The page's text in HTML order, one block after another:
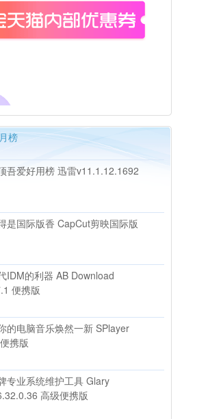
榜
吾爱好用榜 迅雷v11.1.12.1692
是国际版香 CapCut剪映国际版
IDM的利器 AB Download
便携版
的电脑音乐焕然一新 SPlayer
携版
专业系统维护工具 Glary
高级便携版